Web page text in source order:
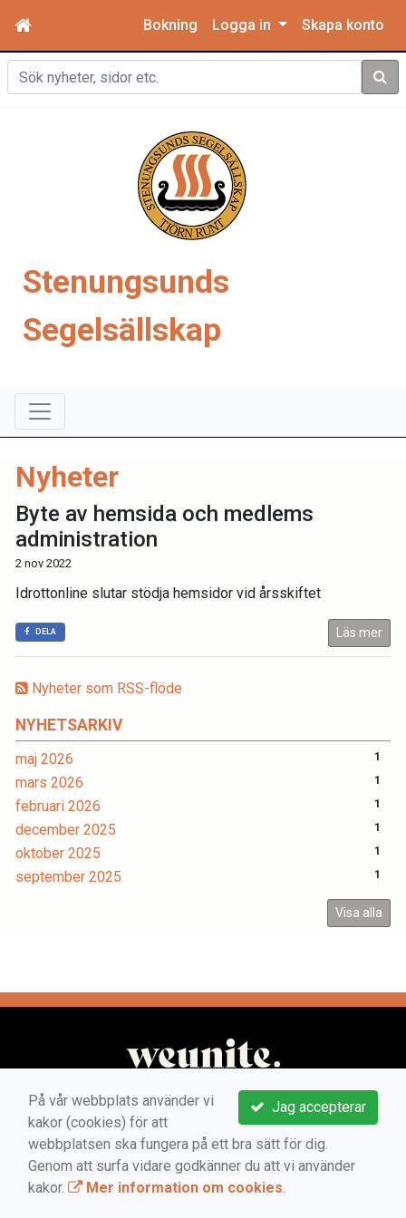
Bokning Logga in Skapa konto
Sök
Stenungsunds
Segelsällskap
Nyheter som RSS-flöde
NYHETSARKIV
maj 2026 1
mars 2026 1
februari 2026 1
december 2025 1
oktober 2025 1
september 2025 1
Visa alla
Nyheter
Byte av hemsida och medlems
administration
2 nov 2022
Idrottonline slutar stödja hemsidor vid årsskiftet
DELA Läs mer
Jag accepterar
På vår webbplats använder vi
kakor (cookies) för att
webbplatsen ska fungera på ett bra sätt för dig.
Genom att surfa vidare godkänner du att vi använder
kakor.
Mer information om cookies.